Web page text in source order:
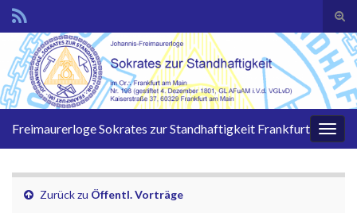
Search for:
Freimaurerloge Sokrates zur Standhaftigkeit Frankfurt
Zurück zu Öffentl. Vorträge